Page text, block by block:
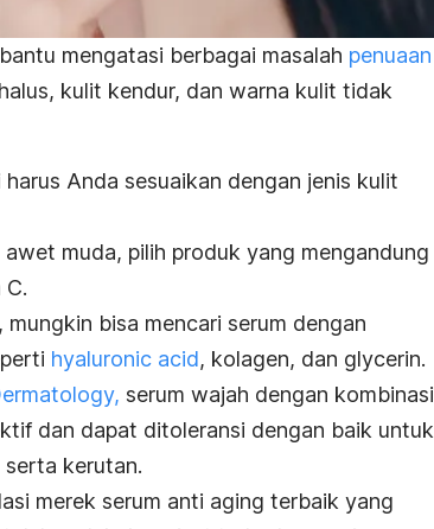
mengatasi berbagai masalah penuaan
kulit kendur, dan warna kulit tidak
Anda sesuaikan dengan jenis kulit
muda, pilih produk yang mengandung
C.
bisa mencari serum dengan
hyaluronic acid, kolagen, dan glycerin.
serum wajah dengan kombinasi
dan dapat ditoleransi dengan baik untuk
serta kerutan.
merek serum anti aging terbaik yang